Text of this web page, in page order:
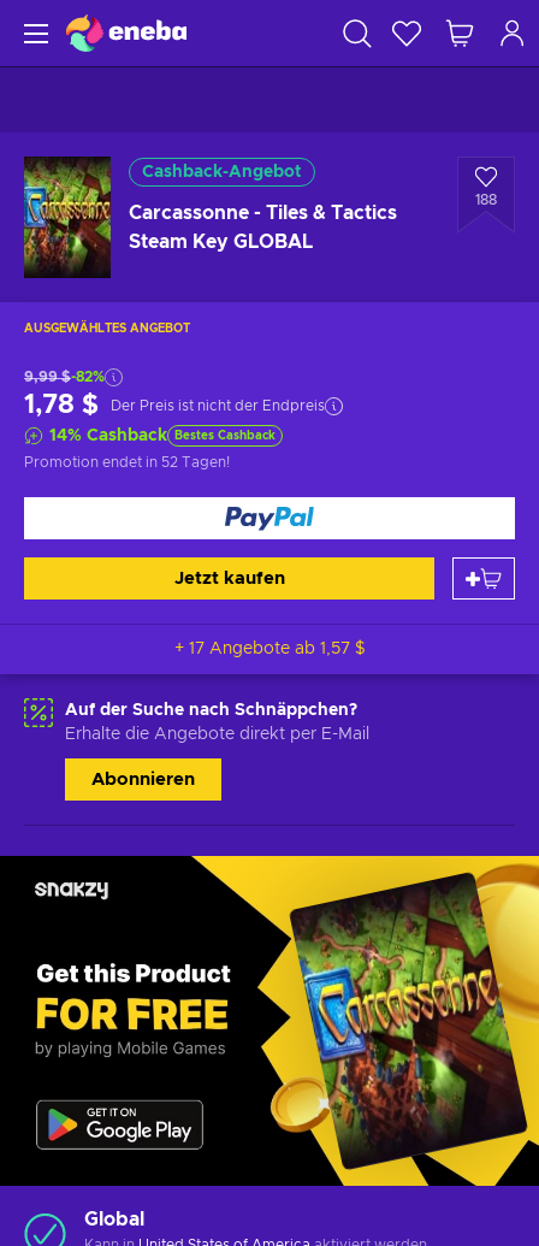
Cashback-Angebot
Carcassonne - Tiles & Tactics
Steam Key GLOBAL
188
AUSGEWÄHLTES ANGEBOT
9,99 $-82%
1,78 $ Der Preis ist nicht der Endpreis
14% Cashback Bestes Cashback
Promotion endet in 52 Tagen!
Jetzt kaufen
+ 17 Angebote ab 1,57 $
Auf der Suche nach Schnäppchen?
Erhalte die Angebote direkt per E-Mail
Abonnieren
Global